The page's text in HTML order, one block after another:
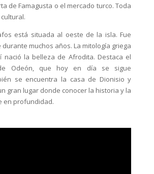
de Famagusta o el mercado turco. Toda
está situada al oeste de la isla. Fue
durante muchos años. La mitología griega
nació la belleza de Afrodita. Destaca el
Odeón, que hoy en día se sigue
se encuentra la casa de Dionisio y
gran lugar donde conocer la historia y la
en profundidad.